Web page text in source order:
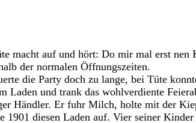
macht auf und hört: Do mir mal erst
der normalen Öffnungszeiten.
die Party doch zu lange, bei Tüte
Laden und trank das wohlverdiente
Händler. Er fuhr Milch, holte mit der
1901 diesen Laden auf. Vier seiner